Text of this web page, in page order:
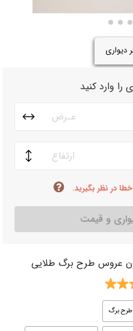
دیواری
را وارد کنید
و قیمت
عروس طرح برگ طلایی
طرح برگ